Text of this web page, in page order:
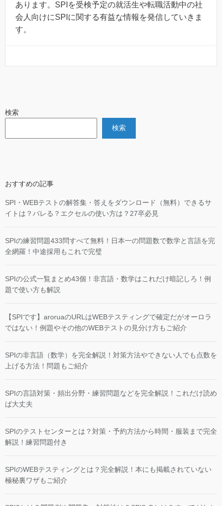
あります。SPIを受検予定の就活生や転職活動中の社
会人向けにSPIに関する有益な情報を発信していきま
す。
検索
検索
おすすめの記事
SPI・WEBテストの解答集・答えをダウンロード（無料）できるサ
イトは？バレる？エクセルの使い方は？27卒必見
SPIの練習問題433問すべて無料！日本一の問題数で数学と言語を完
全網羅！中途採用もこれで完璧
SPIの公式一覧まとめ43個！非言語・数学はこれだけ暗記しろ！例
題で使い方も解説
【SPIです】aroruaのURLはWEBテスティングで確定だがオーロラ
ではない！例題やその他のWEBテストの見分け方もご紹介
SPIの非言語（数学）を完全解説！対策方法やできない人でも点数を
上げる方法！問題もご紹介
SPIの言語対策・頻出分野・練習問題などを完全解説！これだけ読め
ば大丈夫
SPIのテストセンターとは？対策・予約方法から時間・服装まで完全
解説！練習問題付き
SPIのWEBテスティングとは？完全解説！本にも掲載されていない
極秘裏ワザもご紹介